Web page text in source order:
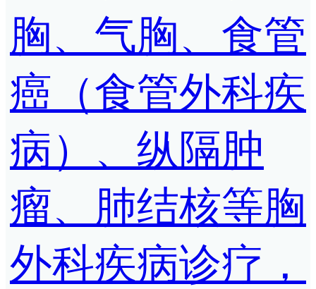
胸、气胸、食管
癌（食管外科疾
病）、纵隔肿
瘤、肺结核等胸
外科疾病诊疗，